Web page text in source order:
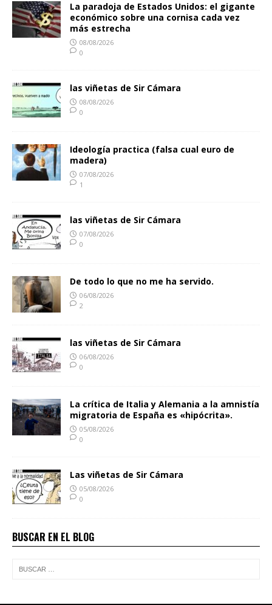
La paradoja de Estados Unidos: el gigante
económico sobre una cornisa cada vez
más estrecha
08/08/2026
0
las viñetas de Sir Cámara
08/08/2026
0
Ideología practica (falsa cual euro de
madera)
07/08/2026
1
las viñetas de Sir Cámara
07/08/2026
0
De todo lo que no me ha servido.
06/08/2026
2
las viñetas de Sir Cámara
06/08/2026
0
La crítica de Italia y Alemania a la amnistía
migratoria de España es «hipócrita».
05/08/2026
0
Las viñetas de Sir Cámara
05/08/2026
0
BUSCAR EN EL BLOG